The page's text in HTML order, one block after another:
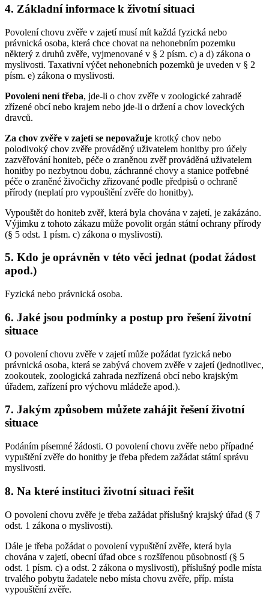
4. Základní informace k životní situaci
Povolení chovu zvěře v zajetí musí mít každá fyzická nebo
právnická osoba, která chce chovat na nehonebním pozemku
některý z druhů zvěře, vyjmenované v § 2 písm. c) a d) zákona o
myslivosti. Taxativní výčet nehonebních pozemků je uveden v § 2
písm. e) zákona o myslivosti.
Povolení není třeba, jde-li o chov zvěře v zoologické zahradě
zřízené obcí nebo krajem nebo jde-li o držení a chov loveckých
dravců.
Za chov zvěře v zajetí se nepovažuje krotký chov nebo
polodivoký chov zvěře prováděný uživatelem honitby pro účely
zazvěřování honiteb, péče o zraněnou zvěř prováděná uživatelem
honitby po nezbytnou dobu, záchranné chovy a stanice potřebné
péče o zraněné živočichy zřizované podle předpisů o ochraně
přírody (neplatí pro vypouštění zvěře do honitby).
Vypouštět do honiteb zvěř, která byla chována v zajetí, je zakázáno.
Výjimku z tohoto zákazu může povolit orgán státní ochrany přírody
(§ 5 odst. 1 písm. c) zákona o myslivosti).
5. Kdo je oprávněn v této věci jednat (podat žádost
apod.)
Fyzická nebo právnická osoba.
6. Jaké jsou podmínky a postup pro řešení životní
situace
O povolení chovu zvěře v zajetí může požádat fyzická nebo
právnická osoba, která se zabývá chovem zvěře v zajetí (jednotlivec,
zookoutek, zoologická zahrada nezřízená obcí nebo krajským
úřadem, zařízení pro výchovu mládeže apod.).
7. Jakým způsobem můžete zahájit řešení životní
situace
Podáním písemné žádosti. O povolení chovu zvěře nebo případné
vypuštění zvěře do honitby je třeba předem zažádat státní správu
myslivosti.
8. Na které instituci životní situaci řešit
O povolení chovu zvěře je třeba zažádat příslušný krajský úřad (§ 7
odst. 1 zákona o myslivosti).
Dále je třeba požádat o povolení vypuštění zvěře, která byla
chována v zajetí, obecní úřad obce s rozšířenou působností (§ 5
odst. 1 písm. c) a odst. 2 zákona o myslivosti), příslušný podle místa
trvalého pobytu žadatele nebo místa chovu zvěře, příp. místa
vypouštění zvěře.